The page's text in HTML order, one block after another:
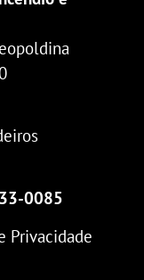
0085
Privacidade